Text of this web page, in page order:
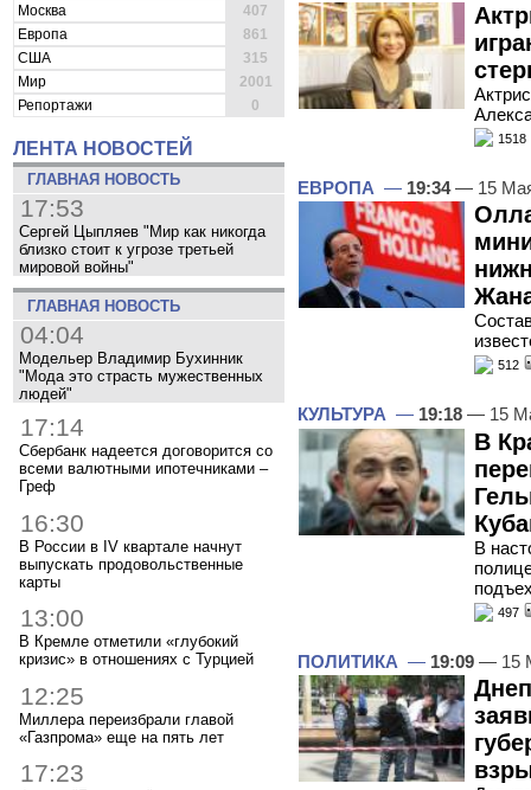
Москва
407
Европа
861
США
315
Мир
2001
Репортажи
0
ЛЕНТА НОВОСТЕЙ
ГЛАВНАЯ НОВОСТЬ
17:53
Сергей Цыпляев "Мир как никогда
близко стоит к угрозе третьей
мировой войны"
ГЛАВНАЯ НОВОСТЬ
04:04
Модельер Владимир Бухинник
"Мода это страсть мужественных
людей"
17:14
Сбербанк надеется договорится со
всеми валютными ипотечниками –
Греф
16:30
В России в IV квартале начнут
выпускать продовольственные
карты
13:00
В Кремле отметили «глубокий
кризис» в отношениях с Турцией
12:25
Миллера переизбрали главой
«Газпрома» еще на пять лет
17:23
1518
ЕВРОПА — 19:34— 15
512
КУЛЬТУРА — 19:18 — 15
В
В
497
ПОЛИТИКА — 19:09 — 15